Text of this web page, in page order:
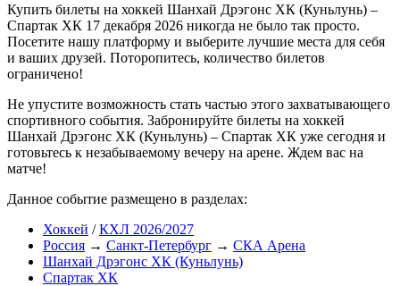
Купить билеты на хоккей Шанхай Дрэгонс ХК (Куньлунь) –
Спартак ХК 17 декабря 2026 никогда не было так просто.
Посетите нашу платформу и выберите лучшие места для себя
и ваших друзей. Поторопитесь, количество билетов
ограничено!
Не упустите возможность стать частью этого захватывающего
спортивного события. Забронируйте билеты на хоккей
Шанхай Дрэгонс ХК (Куньлунь) – Спартак ХК уже сегодня и
готовьтесь к незабываемому вечеру на арене. Ждем вас на
матче!
Данное событие размещено в разделах:
Хоккей /КХЛ 2026/2027
Россия → Санкт-Петербург → СКА Арена
Шанхай Дрэгонс ХК (Куньлунь)
Спартак ХК